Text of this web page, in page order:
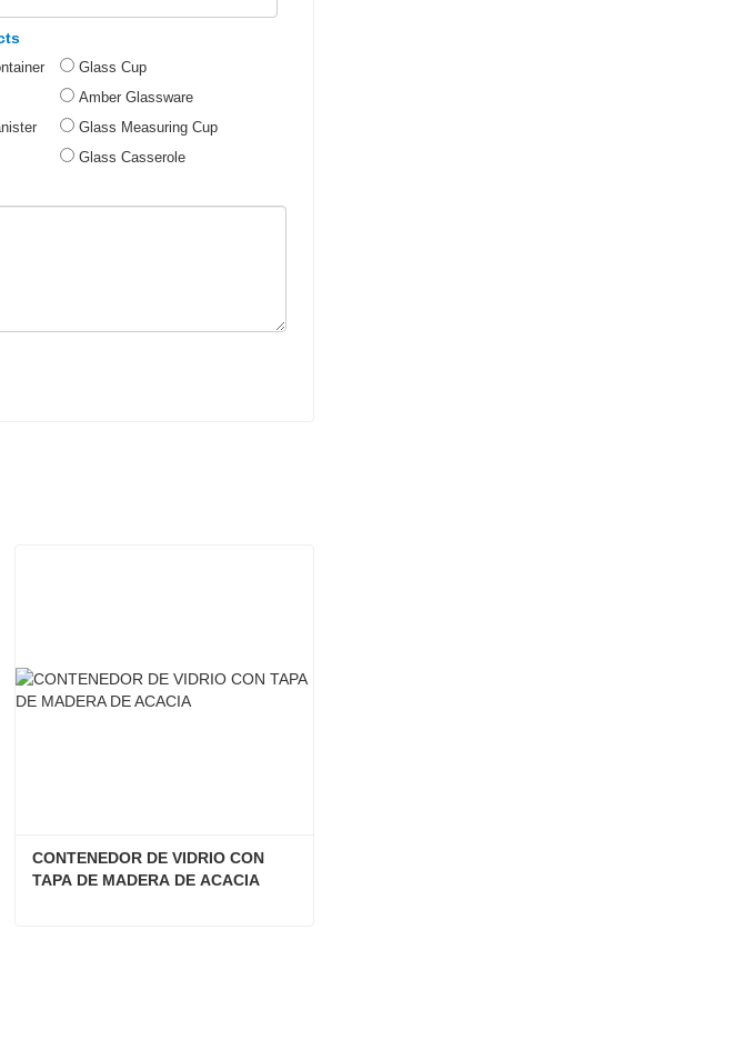
Glass Cup
Amber Glassware
Glass Measuring Cup
Glass Casserole
CONTENEDOR DE VIDRIO CON
TAPA DE MADERA DE ACACIA